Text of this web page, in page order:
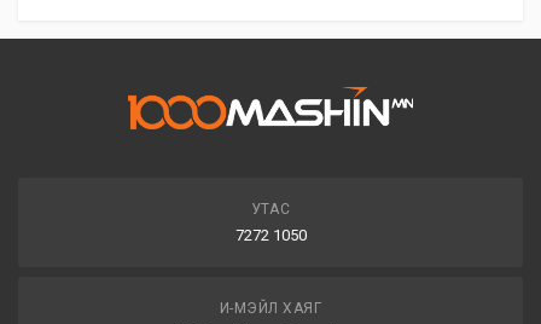
УТАС
7272 1050
И-МЭЙЛ ХАЯГ